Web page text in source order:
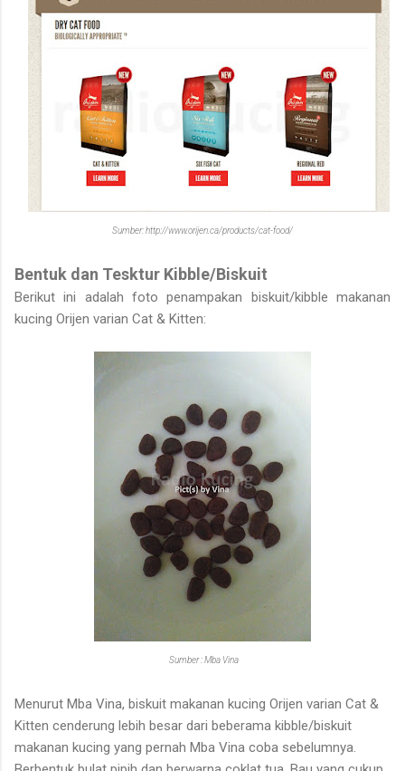
Sumber: http://www.orijen.ca/products/cat-food/
Bentuk dan Tesktur Kibble/Biskuit
Berikut ini adalah foto penampakan biskuit/kibble makanan
kucing Orijen varian Cat & Kitten:
Sumber : Mba Vina
Menurut Mba Vina, biskuit makanan kucing Orijen varian Cat &
Kitten cenderung lebih besar dari beberama kibble/biskuit
makanan kucing yang pernah Mba Vina coba sebelumnya.